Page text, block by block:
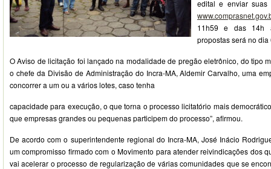
edital e enviar suas
11h59 e das 14h
propostas será no
O Aviso de licitação foi lançado na modalidade de pregão eletrônico, do tipo
o chefe da Divisão de Administração do Incra-MA, Aldemir Carvalho, uma
concorrer a um ou a vários lotes, caso tenha
capacidade para execução, o que torna o processo licitatório mais
que empresas grandes ou pequenas participem do processo”, afirmou.
De acordo com o superintendente regional do Incra-MA, José Inácio
um compromisso firmado com o Movimento para atender reivindicações dos
vai acelerar o processo de regularização de várias comunidades que se